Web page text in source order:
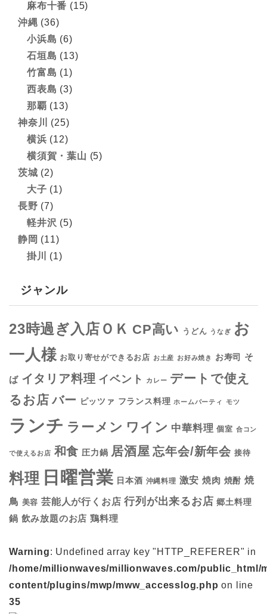
麻布十番 (15)
沖縄 (36)
小浜島 (6)
石垣島 (13)
竹富島 (1)
西表島 (3)
那覇 (13)
神奈川
(25)
横浜 (12)
横須賀・葉山 (5)
茨城 (2)
大子 (1)
長野 (7)
軽井沢 (5)
静岡 (11)
掛川
(1)
ジャンル
23時過ぎ入店ＯＫ CP高い うどん うなぎ お
一人様 お取り寄せができるお店 お土産 お好み焼き お寿司 そ
ば イタリア料理 イベント カレー デートで使え
るお店 バー ピッツァ フランス料理 ホームパーティ モツ
ランチ ラーメン ワイン 中華料理 個室 合コン
で使えるお店 和食 圧力鍋 居酒屋 忘年会/新年会 接待
料理 日曜営業 日本酒 沖縄料理 激安 焼肉 焼酎 焼
鳥 美容 芸能人が行くお店 行列が出来るお店 郷土料理
鍋 飲み放題のお店 鶏料理
Warning: Undefined array key "HTTP_REFERER" in
/home/millionwaves/millionwaves.com/public_html/
content/plugins/mwp/mww_accesslog.php on line
35